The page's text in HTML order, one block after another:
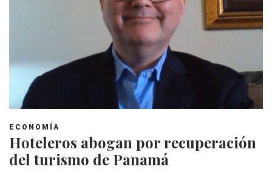
ECONOMÍA
Hoteleros abogan por recuperación
del turismo de Panamá